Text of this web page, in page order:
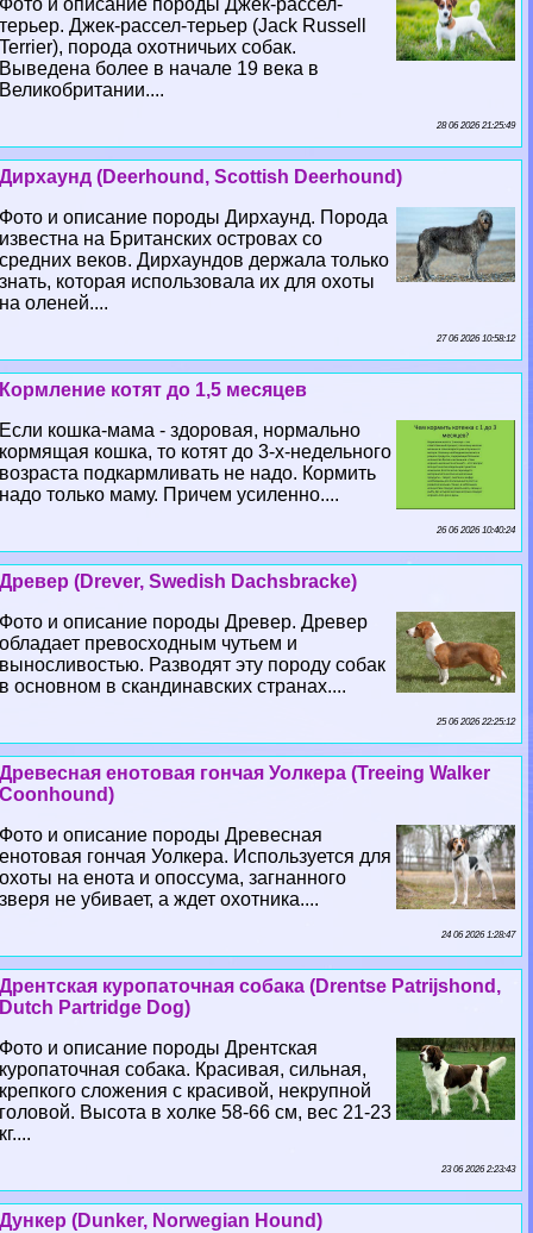
Фото и описание породы Джек-рассел-
терьер. Джек-рассел-терьер (Jack Russell
Terrier), порода охотничьих собак.
Выведена более в начале 19 века в
Великобритании....
28 06 2026 21:25:49
Дирхаунд (Deerhound, Scottish Deerhound)
Фото и описание породы Дирхаунд. Порода
известна на Британских островах со
средних веков. Дирхаундов держала только
знать, которая использовала их для охоты
на оленей....
27 06 2026 10:58:12
Кормление котят до 1,5 месяцев
Если кошка-мама - здоровая, нормально
кормящая кошка, то котят до 3-х-недельного
возраста подкармливать не надо. Кормить
надо только маму. Причем усиленно....
26 06 2026 10:40:24
Древер (Drever, Swedish Dachsbracke)
Фото и описание породы Древер. Древер
обладает превосходным чутьем и
выносливостью. Разводят эту породу собак
в основном в скандинавских странах....
25 06 2026 22:25:12
Древесная енотовая гончая Уолкера (Treeing Walker
Coonhound)
Фото и описание породы Древесная
енотовая гончая Уолкера. Используется для
охоты на енота и опоссума, загнанного
зверя не убивает, а ждет охотника....
24 06 2026 1:28:47
Дрентская куропаточная собака (Drentse Patrijshond,
Dutch Partridge Dog)
Фото и описание породы Дрентская
куропаточная собака. Красивая, сильная,
крепкого сложения с красивой, некрупной
головой. Высота в холке 58-66 см, вес 21-23
кг....
23 06 2026 2:23:43
Дункер (Dunker, Norwegian Hound)